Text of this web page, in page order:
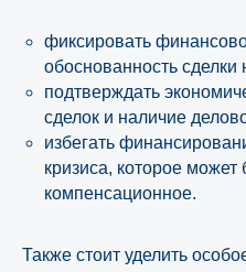
фиксировать
обоснованность
подтверждать
сделок и наличие
избегать
кризиса, которое может
компенсационное.
Также стоит уделить
Вконтакте
Свяжитесь с